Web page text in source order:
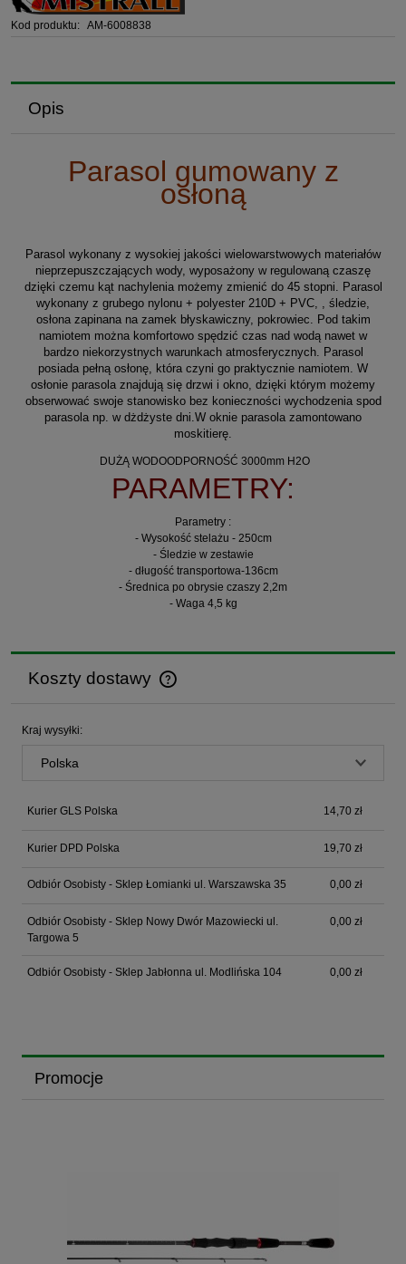
Kod produktu: AM-6008838
Opis
Parasol gumowany z
osłoną
Parasol wykonany z wysokiej jakości wielowarstwowych materiałów
nieprzepuszczających wody, wyposażony w regulowaną czaszę
dzięki czemu kąt nachylenia możemy zmienić do 45 stopni. Parasol
wykonany z grubego nylonu + polyester 210D + PVC, , śledzie,
osłona zapinana na zamek błyskawiczny, pokrowiec. Pod takim
namiotem można komfortowo spędzić czas nad wodą nawet w
bardzo niekorzystnych warunkach atmosferycznych. Parasol
posiada pełną osłonę, która czyni go praktycznie namiotem. W
osłonie parasola znajdują się drzwi i okno, dzięki którym możemy
obserwować swoje stanowisko bez konieczności wychodzenia spod
parasola np. w dżdżyste dni.W oknie parasola zamontowano
moskitierę.
DUŻĄ WODOODPORNOŚĆ 3000mm H2O
PARAMETRY:
Parametry :
- Wysokość stelażu - 250cm
- Śledzie w zestawie
- długość transportowa-136cm
- Średnica po obrysie czaszy 2,2m
- Waga 4,5 kg
Koszty dostawy
Cena nie zawiera ewentualnych kosztów płatności
Kraj wysyłki:
Kurier GLS Polska 14,70 zł
Kurier DPD Polska 19,70 zł
Odbiór Osobisty - Sklep Łomianki ul. Warszawska 35 0,00 zł
Odbiór Osobisty - Sklep Nowy Dwór Mazowiecki ul.
Targowa 5
0,00 zł
Odbiór Osobisty - Sklep Jabłonna ul. Modlińska 104 0,00 zł
Promocje